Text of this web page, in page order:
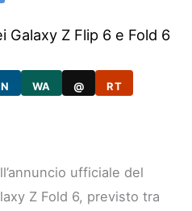
Galaxy Z Flip 6 e Fold 6
WA @ RT
ufficiale del
Z Fold 6, previsto tra